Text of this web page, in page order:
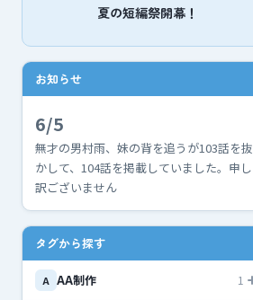
夏の短編祭開幕！
お知らせ
6/5
無才の男村雨、妹の背を追うが103話を抜
かして、104話を掲載していました。申し
訳ございません
タグから探す
A AA制作 1